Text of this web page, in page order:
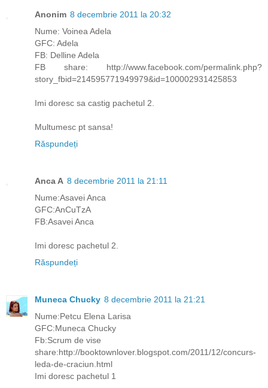
Anonim 8 decembrie 2011 la 20:32
Nume: Voinea Adela
GFC: Adela
FB: Delline Adela
FB share: http://www.facebook.com/permalink.php?
story_fbid=214595771949979&id=100002931425853
Imi doresc sa castig pachetul 2.
Multumesc pt sansa!
Răspundeți
Anca A 8 decembrie 2011 la 21:11
Nume:Asavei Anca
GFC:AnCuTzA
FB:Asavei Anca
Imi doresc pachetul 2.
Răspundeți
Muneca Chucky 8 decembrie 2011 la 21:21
Nume:Petcu Elena Larisa
GFC:Muneca Chucky
Fb:Scrum de vise
share:http://booktownlover.blogspot.com/2011/12/concurs-
leda-de-craciun.html
Imi doresc pachetul 1